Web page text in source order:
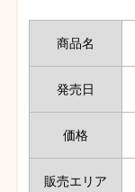
商品名
発売日
価格
販売エリア